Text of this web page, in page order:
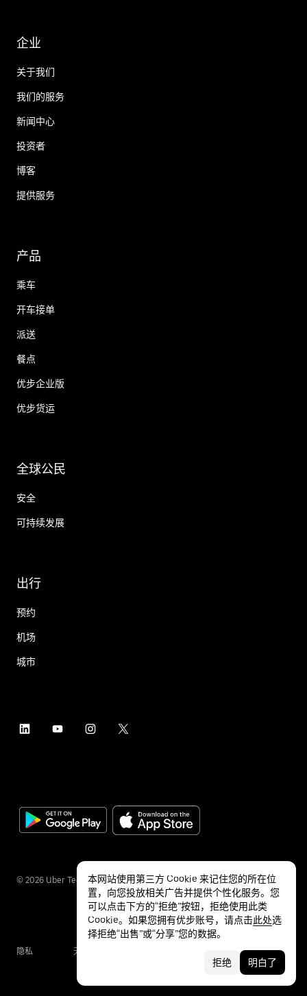
企业
关于我们
我们的服务
新闻中心
投资者
博客
提供服务
产品
乘车
开车接单
派送
餐点
优步企业版
优步货运
全球公民
安全
可持续发展
出行
预约
机场
城市
© 2026 Uber Technologies Inc.
隐私 无障碍服务
本网站使用第三方 Cookie 来记住您的所在位
置，向您投放相关广告并提供个性化服务。您
可以点击下方的“拒绝”按钮，拒绝使用此类
Cookie。如果您拥有优步账号，请点击此处选
择拒绝“出售”或“分享”您的数据。
拒绝 明白了